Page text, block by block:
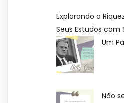
Explorando a
Seus Estudos com
Um
Não